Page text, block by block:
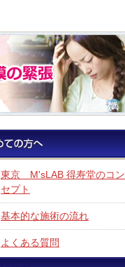
東京 M'sLAB 得寿堂のコン
セプト
基本的な施術の流れ
よくある質問